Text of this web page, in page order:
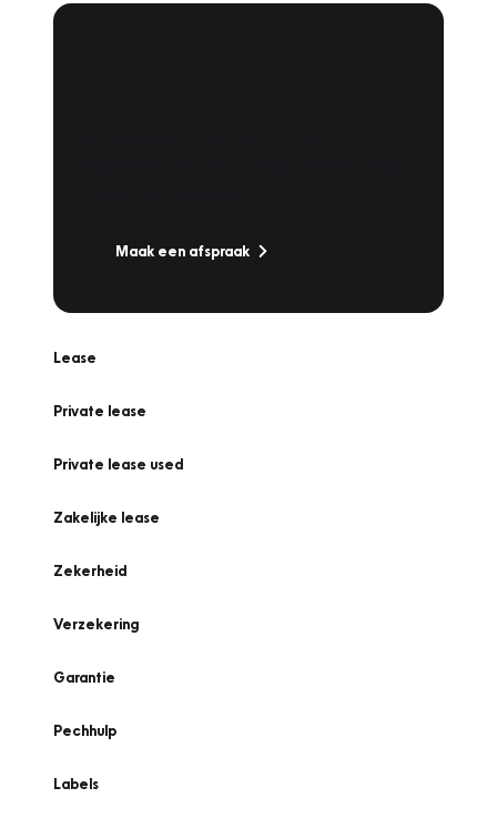
Maak een afspraak
Lease
Private lease
Private lease used
Zakelijke lease
Zekerheid
Verzekering
Garantie
Pechhulp
Labels